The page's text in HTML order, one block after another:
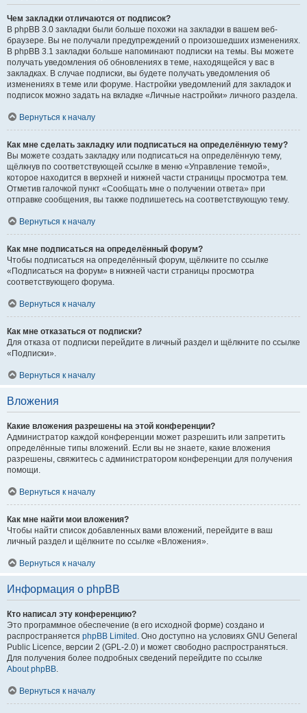
Чем закладки отличаются от подписок?
В phpBB 3.0 закладки были больше похожи на закладки в вашем веб-
браузере. Вы не получали предупреждений о произошедших изменениях.
В phpBB 3.1 закладки больше напоминают подписки на темы. Вы можете
получать уведомления об обновлениях в теме, находящейся у вас в
закладках. В случае подписки, вы будете получать уведомления об
изменениях в теме или форуме. Настройки уведомлений для закладок и
подписок можно задать на вкладке «Личные настройки» личного раздела.
Вернуться к началу
Как мне сделать закладку или подписаться на определённую тему?
Вы можете создать закладку или подписаться на определённую тему,
щёлкнув по соответствующей ссылке в меню «Управление темой»,
которое находится в верхней и нижней части страницы просмотра тем.
Отметив галочкой пункт «Сообщать мне о получении ответа» при
отправке сообщения, вы также подпишетесь на соответствующую тему.
Вернуться к началу
Как мне подписаться на определённый форум?
Чтобы подписаться на определённый форум, щёлкните по ссылке
«Подписаться на форум» в нижней части страницы просмотра
соответствующего форума.
Вернуться к началу
Как мне отказаться от подписки?
Для отказа от подписки перейдите в личный раздел и щёлкните по ссылке
«Подписки».
Вернуться к началу
Вложения
Какие вложения разрешены на этой конференции?
Администратор каждой конференции может разрешить или запретить
определённые типы вложений. Если вы не знаете, какие вложения
разрешены, свяжитесь с администратором конференции для получения
помощи.
Вернуться к началу
Как мне найти мои вложения?
Чтобы найти список добавленных вами вложений, перейдите в ваш
личный раздел и щёлкните по ссылке «Вложения».
Вернуться к началу
Информация о phpBB
Кто написал эту конференцию?
Это программное обеспечение (в его исходной форме) создано и
распространяется phpBB Limited . Оно доступно на условиях GNU General
Public Licence, версии 2 (GPL-2.0) и может свободно распространяться.
Для получения более подробных сведений перейдите по ссылке
About phpBB.
Вернуться к началу